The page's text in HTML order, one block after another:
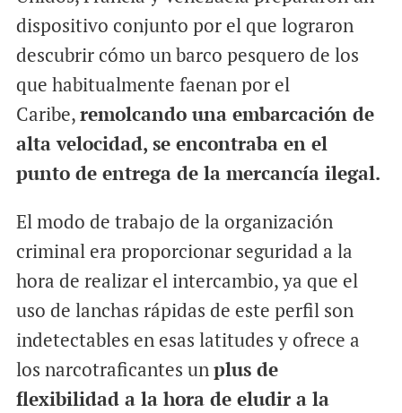
dispositivo conjunto por el que lograron
descubrir cómo un barco pesquero de los
que habitualmente faenan por el
Caribe,remolcando una embarcación de
alta velocidad, se encontraba en el
punto de entrega de la mercancía ilegal.
El modo de trabajo de la organización
criminal era proporcionar seguridad a la
hora de realizar el intercambio, ya que el
uso de lanchas rápidas de este perfil son
indetectables en esas latitudes y ofrece a
los narcotraficantes unplus de
flexibilidad a la hora de eludir a la